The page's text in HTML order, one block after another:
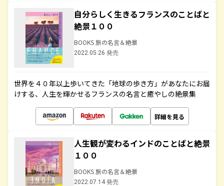
自分らしく生きるフランスのことばと
絶景１００
BOOKS 旅の名言＆絶景
2022.05.26 発売
世界を４０年以上歩いてきた「地球の歩き方」があなたにお届
けする、人生を輝かせるフランスの名言と癒やしの絶景集
詳細を見る
人生観が変わるインドのことばと絶景
１００
BOOKS 旅の名言＆絶景
2022.07.14 発売